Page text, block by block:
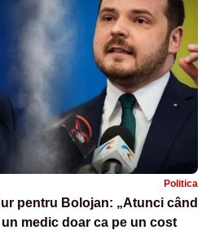
Politica
pentru Bolojan: „Atunci când
medic doar ca pe un cost